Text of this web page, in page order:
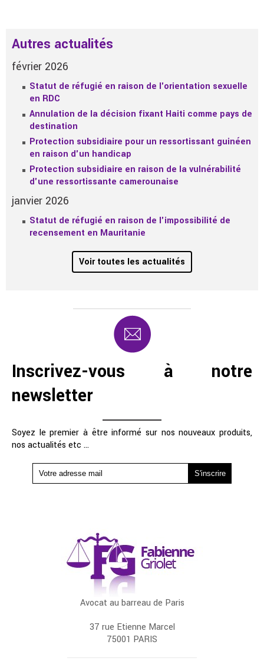
Autres actualités
février 2026
Statut de réfugié en raison de l'orientation sexuelle
en RDC
Annulation de la décision fixant Haiti comme pays de
destination
Protection subsidiaire pour un ressortissant guinéen
en raison d'un handicap
Protection subsidiaire en raison de la vulnérabilité
d'une ressortissante camerounaise
janvier 2026
Statut de réfugié en raison de l'impossibilité de
recensement en Mauritanie
Voir toutes les actualités
Inscrivez-vous à notre
newsletter
Soyez le premier à être informé sur nos nouveaux produits,
nos actualités etc ...
Avocat au barreau de Paris
37 rue Etienne Marcel
75001 PARIS